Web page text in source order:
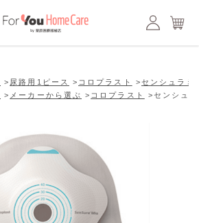
> 尿路用1ピース > コロプラスト > センシュラミ
> メーカーから選ぶ > コロプラスト > センシュ